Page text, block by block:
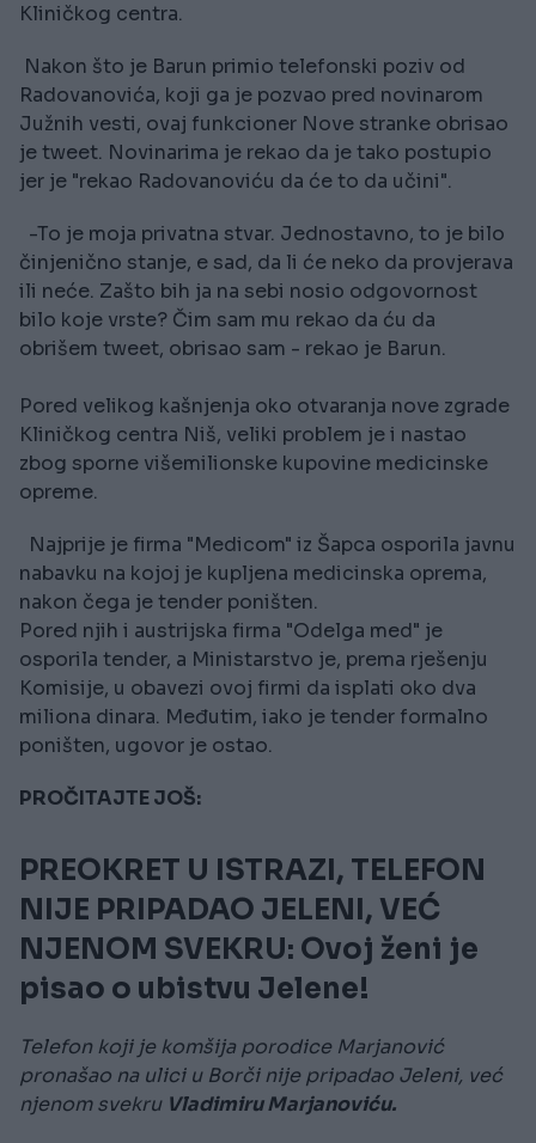
Kliničkog centra.
Nakon što je Barun primio telefonski poziv od
Radovanovića, koji ga je pozvao pred novinarom
Južnih vesti, ovaj funkcioner Nove stranke obrisao
je tweet. Novinarima je rekao da je tako postupio
jer je "rekao Radovanoviću da će to da učini".
-To je moja privatna stvar. Jednostavno, to je bilo
činjenično stanje, e sad, da li će neko da provjerava
ili neće. Zašto bih ja na sebi nosio odgovornost
bilo koje vrste? Čim sam mu rekao da ću da
obrišem tweet, obrisao sam - rekao je Barun.
Pored velikog kašnjenja oko otvaranja nove zgrade
Kliničkog centra Niš, veliki problem je i nastao
zbog sporne višemilionske kupovine medicinske
opreme.
Najprije je firma "Medicom" iz Šapca osporila javnu
nabavku na kojoj je kupljena medicinska oprema,
nakon čega je tender poništen.
Pored njih i austrijska firma "Odelga med" je
osporila tender, a Ministarstvo je, prema rješenju
Komisije, u obavezi ovoj firmi da isplati oko dva
miliona dinara. Međutim, iako je tender formalno
poništen, ugovor je ostao.
PROČITAJTE JOŠ:
PREOKRET U ISTRAZI, TELEFON
NIJE PRIPADAO JELENI, VEĆ
NJENOM SVEKRU: Ovoj ženi je
pisao o ubistvu Jelene!
Telefon koji je komšija porodice Marjanović
pronašao na ulici u Borči nije pripadao Jeleni, već
njenom svekru Vladimiru Marjanoviću.